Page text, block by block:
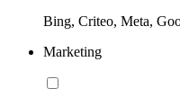
Bing, Criteo, Meta,
Marketing